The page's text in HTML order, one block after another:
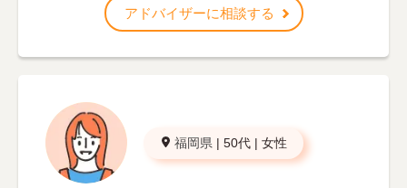
アドバイザーに相談する
福岡県 | 50代 | 女性